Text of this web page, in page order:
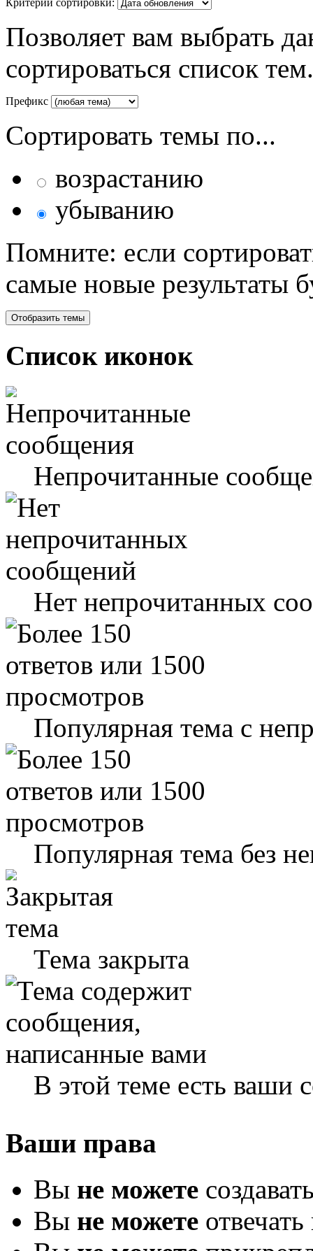
Позволяет вам выбрать
сортироваться список тем.
Префикс
Сортировать темы по...
возрастанию
убыванию
Помните: если
самые новые результаты
Список иконок
Непрочитанные
Нет непрочитанных
Популярная тема с
Популярная тема без
Тема закрыта
В этой теме есть ваши
Ваши права
Вы не можете
Вы не можете